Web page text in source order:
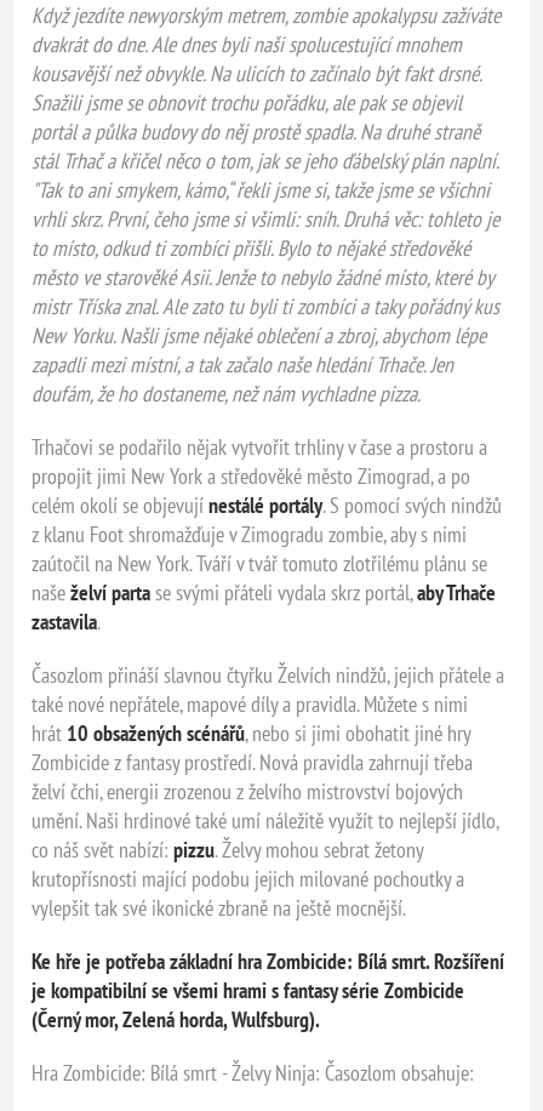
Když jezdíte newyorským metrem, zombie apokalypsu zažíváte
dvakrát do dne. Ale dnes byli naši spolucestující mnohem
kousavější než obvykle. Na ulicích to začínalo být fakt drsné.
Snažili jsme se obnovit trochu pořádku, ale pak se objevil
portál a půlka budovy do něj prostě spadla. Na druhé straně
stál Trhač a křičel něco o tom, jak se jeho ďábelský plán naplní.
"Tak to ani smykem, kámo,“ řekli jsme si, takže jsme se všichni
vrhli skrz. První, čeho jsme si všimli: sníh. Druhá věc: tohleto je
to místo, odkud ti zombíci přišli. Bylo to nějaké středověké
město ve starověké Asii. Jenže to nebylo žádné místo, které by
mistr Tříska znal. Ale zato tu byli ti zombíci a taky pořádný kus
New Yorku. Našli jsme nějaké oblečení a zbroj, abychom lépe
zapadli mezi místní, a tak začalo naše hledání Trhače. Jen
doufám, že ho dostaneme, než nám vychladne pizza.
Trhačovi se podařilo nějak vytvořit trhliny v čase a prostoru a
propojit jimi New York a středověké město Zimograd, a po
celém okolí se objevujínestálé portály. S pomocí svých nindžů
z klanu Foot shromažďuje v Zimogradu zombie, aby s nimi
zaútočil na New York. Tváří v tvář tomuto zlotřilému plánu se
našeželví partase svými přáteli vydala skrz portál,aby Trhače
zastavila.
Časozlom přináší slavnou čtyřku Želvích nindžů, jejich přátele a
také nové nepřátele, mapové díly a pravidla. Můžete s nimi
hrát 10 obsažených scénářů, nebo si jimi obohatit jiné hry
Zombicide z fantasy prostředí. Nová pravidla zahrnují třeba
želví čchi, energii zrozenou z želvího mistrovství bojových
umění. Naši hrdinové také umí náležitě využít to nejlepší jídlo,
co náš svět nabízí:pizzu. Želvy mohou sebrat žetony
krutopřísnosti mající podobu jejich milované pochoutky a
vylepšit tak své ikonické zbraně na ještě mocnější.
Ke hře je potřeba základní hra Zombicide: Bílá smrt. Rozšíření
je kompatibilní se všemi hrami s fantasy série Zombicide
(Černý mor, Zelená horda, Wulfsburg).
Hra Zombicide: Bílá smrt - Želvy Ninja: Časozlom obsahuje: